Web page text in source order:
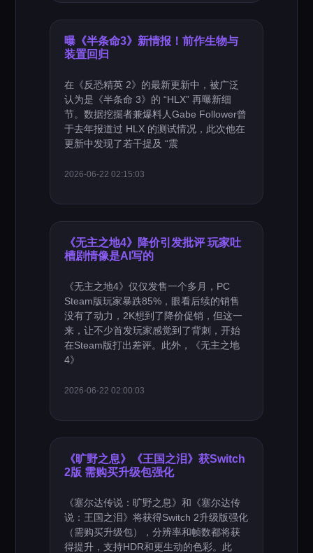
曝《半条命3》新情报！前作生物与
装置回归
在《反恐精英 2》的最新更新中，被广泛
认为是《半条命 3》的 “HLX” 再曝新细
节。数据挖掘者兼爆料人Gabe Follower曾
于去年报道过 HLX 的测试情况，此次他在
更新中发现了若干提及 “震
2026-06-22 02:15:03
《无主之地4》降价引发批评 玩家吐
槽剧情像是AI写的
《无主之地4》仅仅发售一个多月，PC
Steam版玩家暴跌85%，眼看后续的销售
没有了动力，2K想到了降价促销，但这一
来，让不少首发玩家感觉到了背刺，开始
在Steam版打出差评。此外，《无主之地
4》
2026-06-22 02:00:03
《旷野之息》《王国之泪》获Switch
2版 需购买升级包强化
《塞尔达传说：旷野之息》和《塞尔达传
说：王国之泪》将获得Switch 2升级版强化
（需购买升级包），分辨率和帧数都将获
得提升，支持HDR和更生动的色彩。此